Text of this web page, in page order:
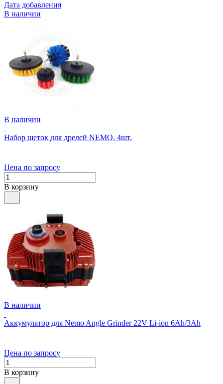
Дата добавления
В наличии
В наличии
Набор щеток для дрелей NEMO, 4шт.
Цена по запросу
В корзину
В наличии
Аккумулятор для Nemo Angle Grinder 22V Li-ion 6Ah/3Ah
Цена по запросу
В корзину